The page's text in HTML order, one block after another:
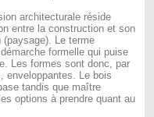
architecturale réside
entre la construction et son
Le terme
formelle qui puise
Les formes sont donc, par
enveloppantes. Le bois
tandis que maître
options à prendre quant au